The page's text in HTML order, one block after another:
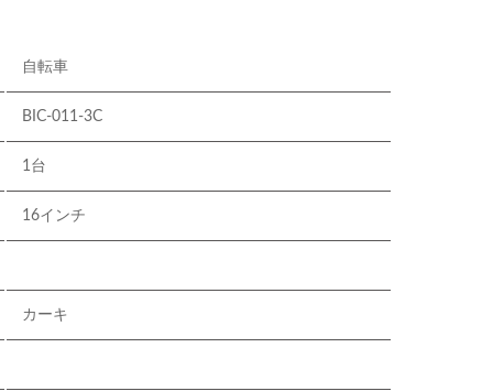
自転車
BIC-011-3C
1台
16インチ
カーキ